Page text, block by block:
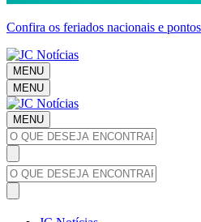
Confira os feriados nacionais e
MENU
MENU
MENU